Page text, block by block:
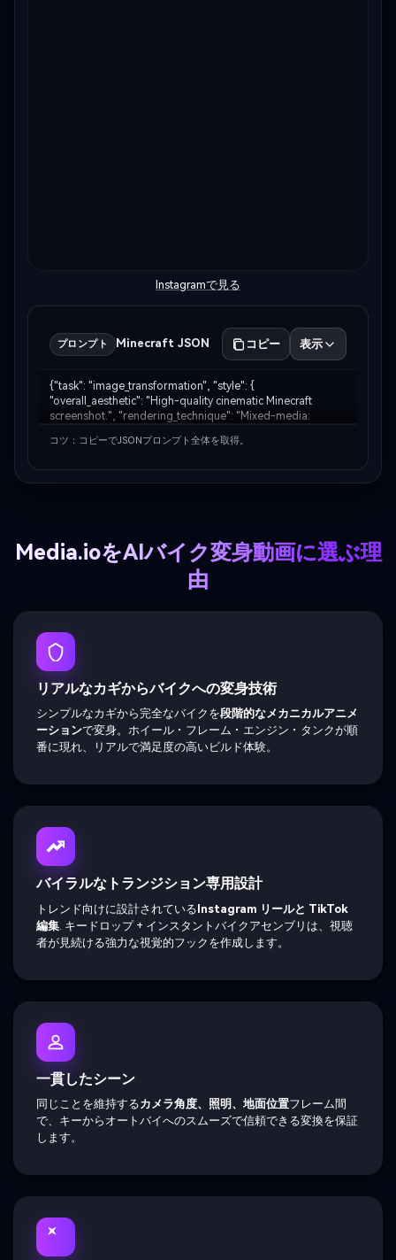
Instagramで見る
プロンプト Minecraft JSON コピー 表示
{"task": "image_transformation", "style": {
"overall_aesthetic": "High-quality cinematic Minecraft
screenshot.", "rendering_technique": "Mixed-media:
environment." }, "subject_rules": { "main_subject": "The
コツ：コピーでJSONプロンプト全体を取得。
Media.ioをAIバイク変身動画に選ぶ理
由
リアルなカギからバイクへの変身技術
シンプルなカギから完全なバイクを段階的なメカニカルアニメ
ーションで変身。ホイール・フレーム・エンジン・タンクが順
番に現れ、リアルで満足度の高いビルド体験。
バイラルなトランジション専用設計
トレンド向けに設計されている Instagram リールと TikTok
編集 . キードロップ + インスタントバイクアセンブリは、視聴
者が見続ける強力な視覚的フックを作成します。
一貫したシーン
同じことを維持するカメラ角度、照明、地面位置フレーム間
で、キーからオートバイへのスムーズで信頼できる変換を保証
します。